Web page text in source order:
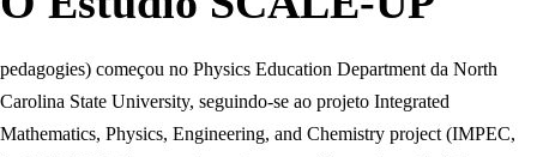
pedagogies) começou no Physics Education Department da North
Carolina State University, seguindo-se ao projeto Integrated
Mathematics, Physics, Engineering, and Chemistry project (IMPEC,